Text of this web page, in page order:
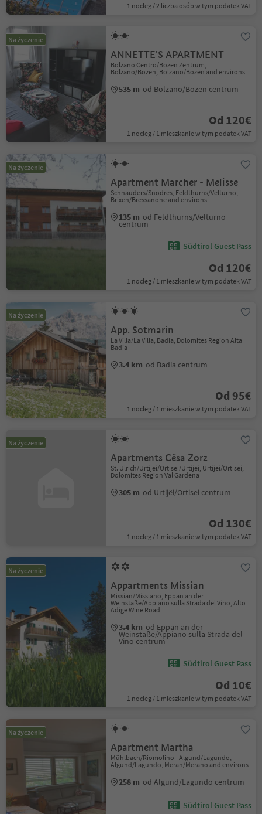
1 nocleg / 2 liczba osób w tym podatek VAT
Na życzenie
ANNETTE'S APARTMENT
Bolzano Centro/Bozen Zentrum,
Bolzano/Bozen, Bolzano/Bozen and environs
535 m od Bolzano/Bozen centrum
Od 120€
1 nocleg / 1 mieszkanie w tym podatek VAT
Na życzenie
Apartment Marcher - Melisse
Schnauders/Snodres, Feldthurns/Velturno,
Brixen/Bressanone and environs
135 m od Feldthurns/Velturno
centrum
Südtirol Guest Pass
Od 120€
1 nocleg / 1 mieszkanie w tym podatek VAT
Na życzenie
App. Sotmarin
La Villa/La Villa, Badia, Dolomites Region Alta
Badia
3.4 km od Badia centrum
Od 95€
1 nocleg / 1 mieszkanie w tym podatek VAT
Na życzenie
Apartments Cësa Zorz
St. Ulrich/Urtijëi/Ortisei/Urtijëi, Urtijëi/Ortisei,
Dolomites Region Val Gardena
305 m od Urtijëi/Ortisei centrum
Od 130€
1 nocleg / 1 mieszkanie w tym podatek VAT
Na życzenie
Appartments Missian
Missian/Missiano, Eppan an der
Weinstaße/Appiano sulla Strada del Vino, Alto
Adige Wine Road
3.4 km od Eppan an der
Weinstaße/Appiano sulla Strada del
Vino centrum
Südtirol Guest Pass
Od 10€
1 nocleg / 1 mieszkanie w tym podatek VAT
Na życzenie
Apartment Martha
Mühlbach/Riomolino - Algund/Lagundo,
Algund/Lagundo, Meran/Merano and environs
258 m od Algund/Lagundo centrum
Südtirol Guest Pass